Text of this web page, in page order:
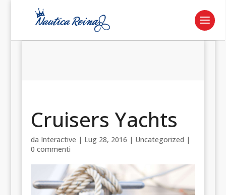
Cruisers Yachts
da Interactive | Lug 28, 2016 | Uncategorized |
0 commenti